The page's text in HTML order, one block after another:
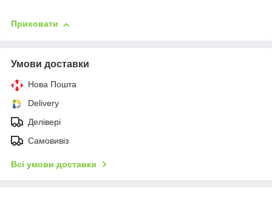
Приховати
Умови доставки
Нова Пошта
Delivery
Делівері
Самовивіз
Всі умови доставки